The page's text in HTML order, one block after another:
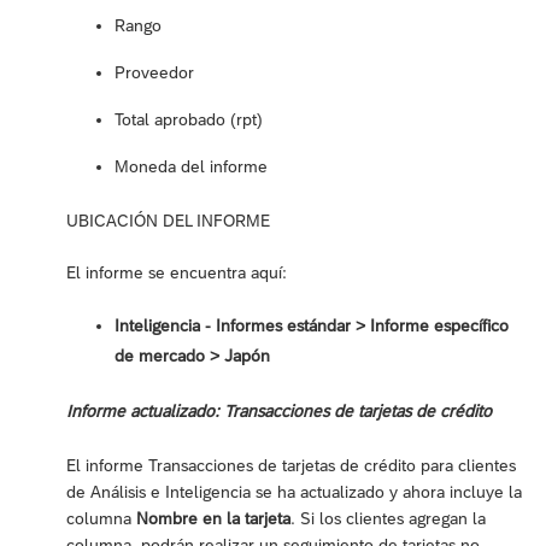
Rango
Proveedor
Total aprobado (rpt)
Moneda del informe
UBICACIÓN DEL INFORME
El informe se encuentra aquí:
Inteligencia - Informes estándar ‎> Informe específico
de mercado > Japón
Informe actualizado: Transacciones de tarjetas de crédito
El informe Transacciones de tarjetas de crédito para clientes
de Análisis e Inteligencia se ha actualizado y ahora incluye la
columna Nombre en la tarjeta. Si los clientes agregan la